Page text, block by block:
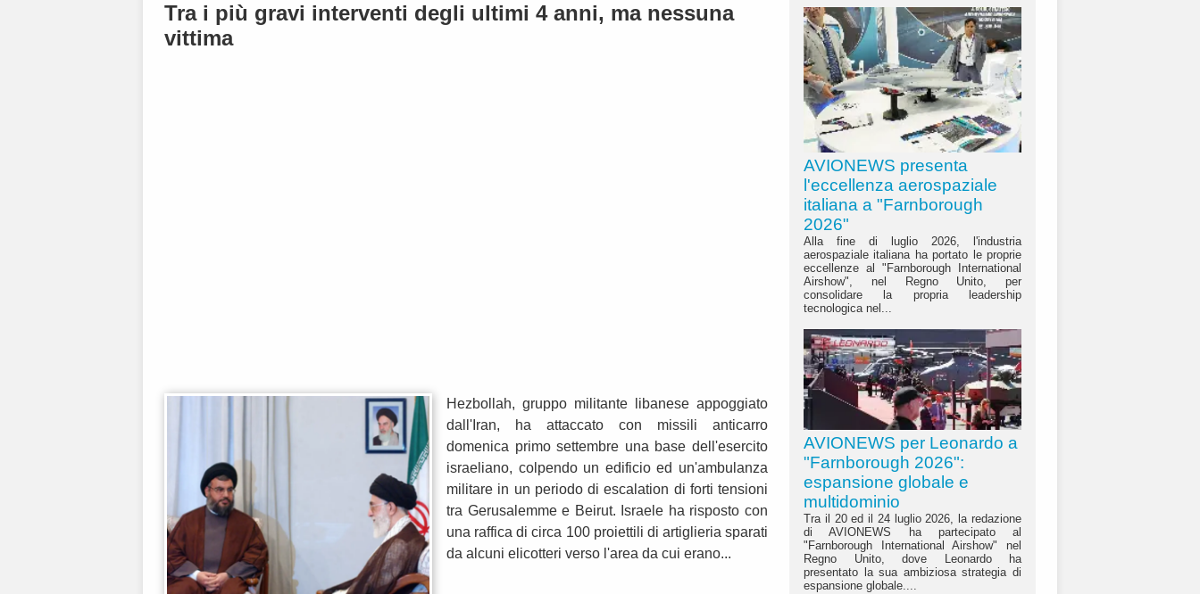
Tra i più gravi interventi degli ultimi 4 anni, ma nessuna
vittima
Hezbollah, gruppo militante libanese appoggiato
dall'Iran, ha attaccato con missili anticarro
domenica primo settembre una base dell'esercito
israeliano, colpendo un edificio ed un'ambulanza
militare in un periodo di escalation di forti tensioni
tra Gerusalemme e Beirut. Israele ha risposto con
una raffica di circa 100 proiettili di artiglieria sparati
da alcuni elicotteri verso l'area da cui erano...
AVIONEWS presenta
l'eccellenza aerospaziale
italiana a "Farnborough
2026"
Alla fine di luglio 2026, l'industria
aerospaziale italiana ha portato le proprie
eccellenze al "Farnborough International
Airshow", nel Regno Unito, per
consolidare la propria leadership
tecnologica nel...
AVIONEWS per Leonardo a
"Farnborough 2026":
espansione globale e
multidominio
Tra il 20 ed il 24 luglio 2026, la redazione
di AVIONEWS ha partecipato al
"Farnborough International Airshow" nel
Regno Unito, dove Leonardo ha
presentato la sua ambiziosa strategia di
espansione globale....